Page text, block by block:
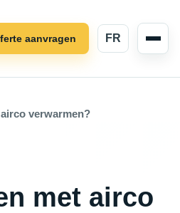
FR
aanvragen
verwarmen?
met airco